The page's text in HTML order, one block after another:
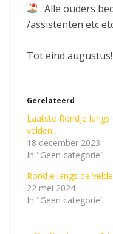
. Alle ouders
/assistenten etc
Tot eind augustus!
Gerelateerd
Laatste Rondje langs
velden…
18 december 2023
In "Geen categorie"
Rondje langs de
22 mei 2024
In "Geen categorie"